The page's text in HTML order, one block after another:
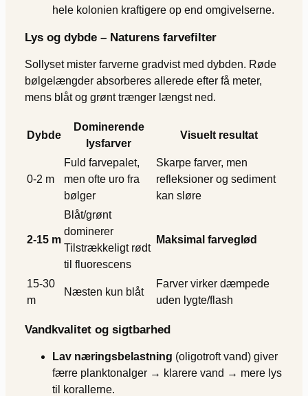
hele kolonien kraftigere op end omgivelserne.
Lys og dybde – Naturens farvefilter
Sollyset mister farverne gradvist med dybden. Røde
bølgelængder absorberes allerede efter få meter,
mens blåt og grønt trænger længst ned.
Dybde
Dominerende
lysfarver
Visuelt resultat
0-2 m
Fuld farvepalet,
men ofte uro fra
bølger
Skarpe farver, men
refleksioner og sediment
kan sløre
2-15 m
Blåt/grønt
dominerer
Tilstrækkeligt rødt
til fluorescens
Maksimal farveglød
15-30
m
Næsten kun blåt
Farver virker dæmpede
uden lygte/flash
Vandkvalitet og sigtbarhed
Lav næringsbelastning (oligotroft vand) giver
færre planktonalger → klarere vand → mere lys
til korallerne.